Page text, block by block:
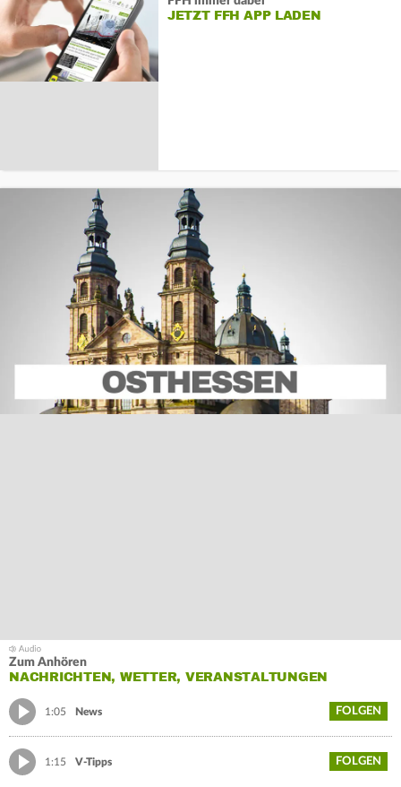
JETZT FFH APP LADEN
Zum Anhören
NACHRICHTEN, WETTER, VERANSTALTUNGEN
1:05 News FOLGEN
1:15 V-Tipps FOLGEN